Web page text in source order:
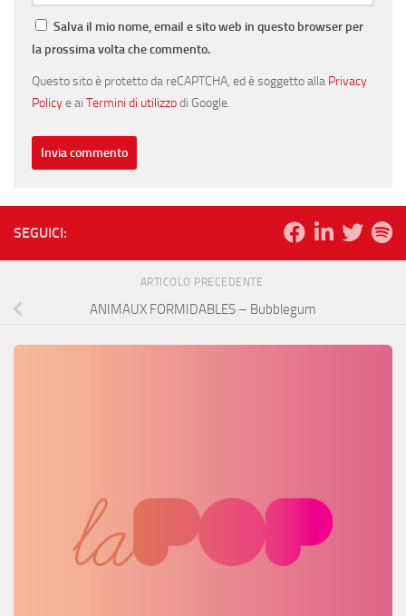
Salva il mio nome, email e sito web in questo browser per
la prossima volta che commento.
Questo sito è protetto da reCAPTCHA, ed è soggetto alla Privacy
Policye ai Termini di utilizzodi Google.
SEGUICI:
ARTICOLO PRECEDENTE
ANIMAUX FORMIDABLES – Bubblegum